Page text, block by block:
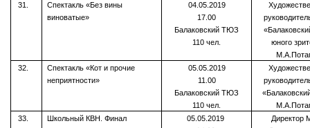
31.
Спектакль «Без вины
виноватые»
04.05.2019
17.00
Балаковский ТЮЗ
110 чел.
юного
32.
Спектакль «Кот и прочие
неприятности»
05.05.2019
11.00
Балаковский ТЮЗ
110 чел.
33.
Школьный КВН. Финал
05.05.2019
Директор